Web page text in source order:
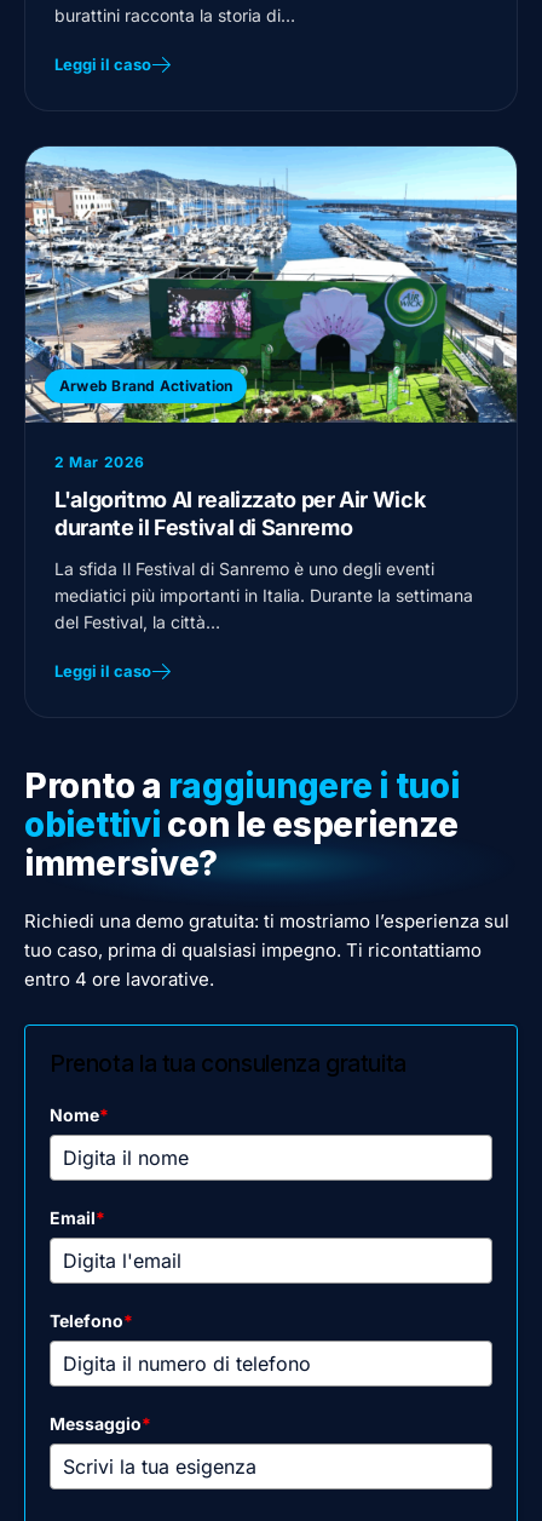
burattini racconta la storia di…
Leggi il caso
Arweb Brand Activation
2 Mar 2026
L'algoritmo AI realizzato per Air Wick
durante il Festival di Sanremo
La sfida Il Festival di Sanremo è uno degli eventi
mediatici più importanti in Italia. Durante la settimana
del Festival, la città…
Leggi il caso
Pronto a raggiungere i tuoi
obiettivi con le esperienze
immersive?
Richiedi una demo gratuita: ti mostriamo l’esperienza sul
tuo caso, prima di qualsiasi impegno. Ti ricontattiamo
entro 4 ore lavorative.
Prenota la tua consulenza gratuita
Nome*
Email*
Telefono*
Messaggio*